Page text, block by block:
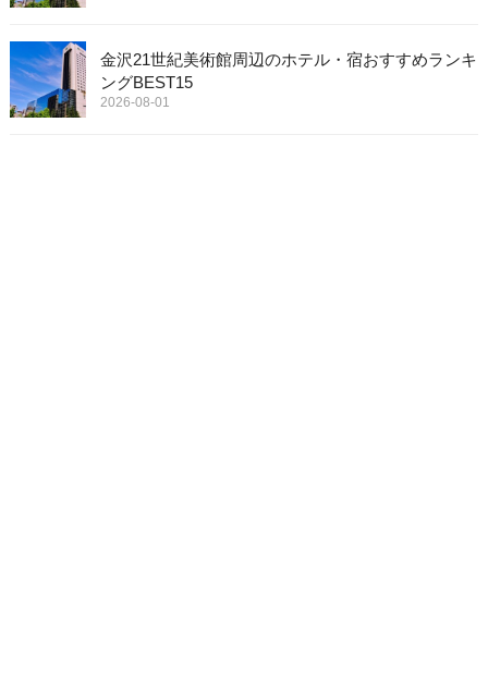
金沢21世紀美術館周辺のホテル・宿おすすめランキ
ングBEST15
2026-08-01